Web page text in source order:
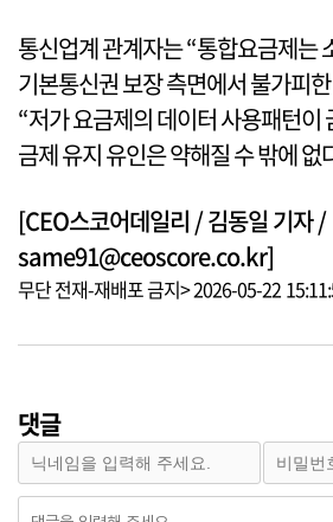
통신업계 관계자는 “통합요금제는
기본통신권 보장 측면에서 불가피
“저가 요금제의 데이터 사용패턴이
금제 유지 유인은 약해질 수 밖에 없
[CEO스코어데일리 / 김동일 기자 /
same91@ceoscore.co.kr]
무단 전재-재배포 금지> 2026-05-22
댓글